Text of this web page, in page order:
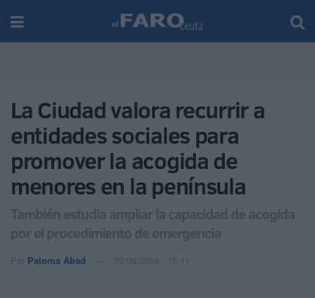
La Ciudad valora recurrir a
entidades sociales para
promover la acogida de
menores en la península
También estudia ampliar la capacidad de acogida
por el procedimiento de emergencia
Por Paloma Abad 23/08/2024 - 15:11